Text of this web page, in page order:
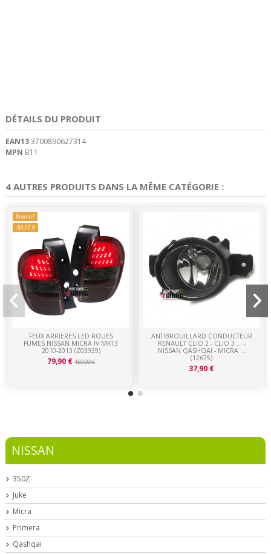
DÉTAILS DU PRODUIT
EAN133700890627314
MPN B11
4 AUTRES PRODUITS DANS LA MÊME CATÉGORIE :
Promo !
-80,00 €
FEUX ARRIERES LED ROUES
FUMES NISSAN MICRA IV MK13
2010-2013 (Z03939)
79,90 €159,90 €
ANTIBROUILLARD CONDUCTEUR
RENAULT CLIO 2 - CLIO 3 ... -
NISSAN QASHQAI - MICRA ...
(12675)
37,90 €
NISSAN
350Z
Juke
Micra
Primera
Qashqai